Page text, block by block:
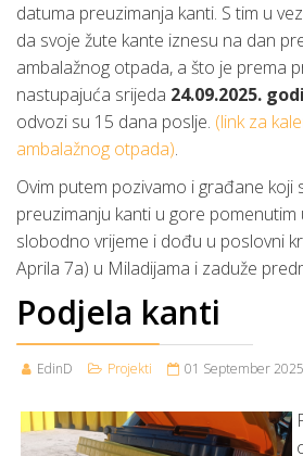
datuma preuzimanja kanti. S tim u
da svoje žute kante iznesu na dan
ambalažnog otpada, a što je prema
nastupajuća srijeda 24.09.2025.
odvozi su 15 dana poslje. (link za
ambalažnog otpada).
Ovim putem pozivamo i građane koji
preuzimanju kanti u gore pomenutim
slobodno vrijeme i dođu u poslovni
Aprila 7a) u Miladijama i zaduže
Podjela kanti
EdinD Projekti 01 September 2025